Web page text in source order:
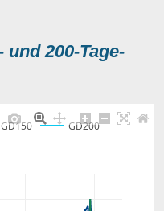
200-Tage-
GD150 GD200